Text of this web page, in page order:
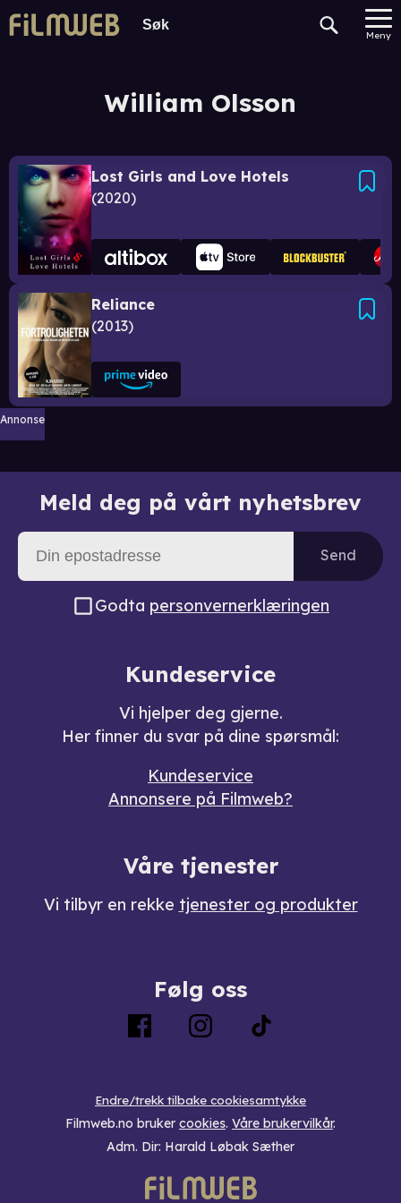
Meny
William Olsson
Lost Girls and Love Hotels
2020
Reliance
2013
Annonse
Meld deg på vårt nyhetsbrev
Send
Godta personvernerklæringen
Kundeservice
Vi hjelper deg gjerne.
Her finner du svar på dine spørsmål:
Kundeservice
Annonsere på Filmweb?
Våre tjenester
Vi tilbyr en rekke tjenester og produkter
Følg oss
Endre/trekk tilbake cookiesamtykke
Filmweb.no bruker cookies. Våre brukervilkår.
Adm. Dir: Harald Løbak Sæther